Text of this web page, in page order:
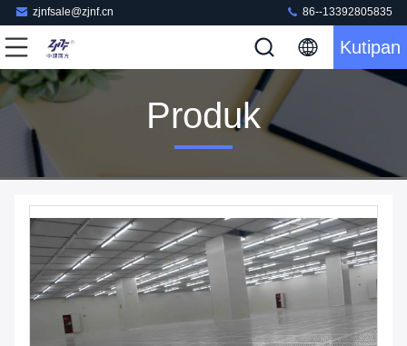
zjnfsale@zjnf.cn 86--13392805835
Kutipan
Produk